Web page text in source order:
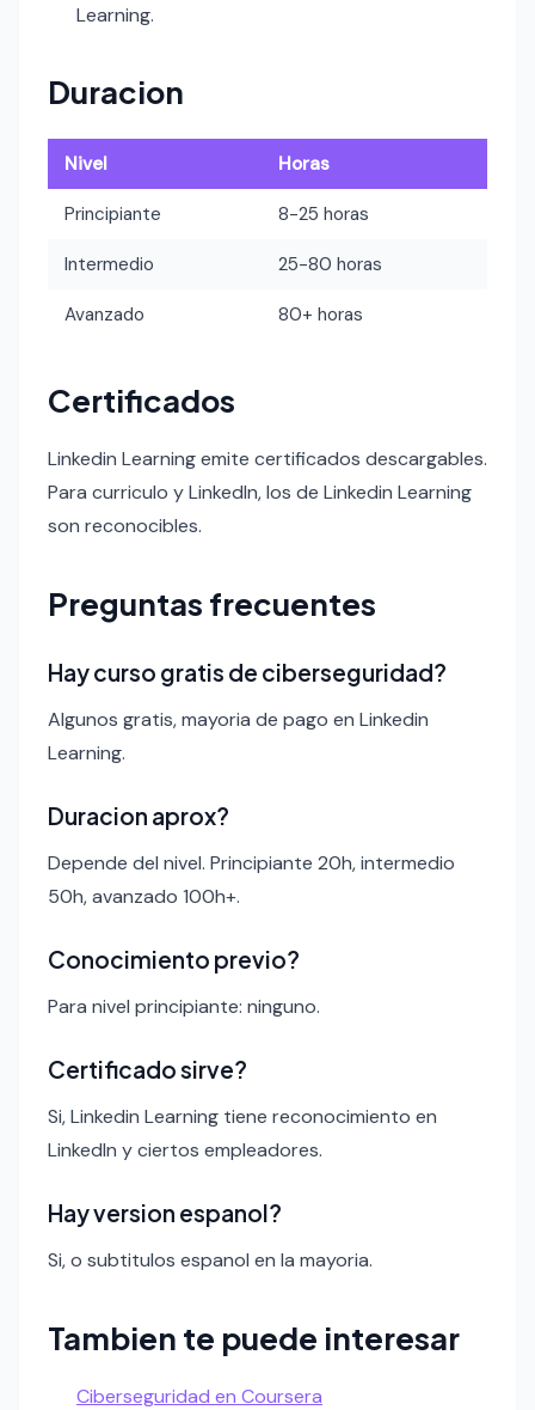
Learning.
Duracion
Nivel Horas
Principiante 8-25 horas
Intermedio 25-80 horas
Avanzado 80+ horas
Certificados
Linkedin Learning emite certificados descargables.
Para curriculo y LinkedIn, los de Linkedin Learning
son reconocibles.
Preguntas frecuentes
Hay curso gratis de ciberseguridad?
Algunos gratis, mayoria de pago en Linkedin
Learning.
Duracion aprox?
Depende del nivel. Principiante 20h, intermedio
50h, avanzado 100h+.
Conocimiento previo?
Para nivel principiante: ninguno.
Certificado sirve?
Si, Linkedin Learning tiene reconocimiento en
LinkedIn y ciertos empleadores.
Hay version espanol?
Si, o subtitulos espanol en la mayoria.
Tambien te puede interesar
Ciberseguridad en Coursera